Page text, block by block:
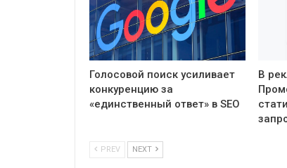
Голосовой поиск усиливает
конкуренцию за
«единственный ответ» в SEO
В
PREV NEXT